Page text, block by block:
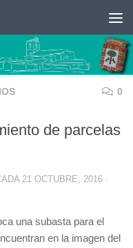
0
de parcelas
21 OCTUBRE, 2016 ·
una subasta para el
en la imagen del